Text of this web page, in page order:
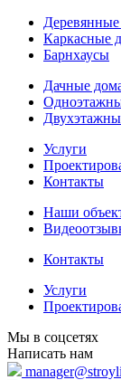
Каркасные
Барнхаусы
Дачные
Услуги
Контакты
Наши
Контакты
Услуги
Мы в соцсетях
Написать нам